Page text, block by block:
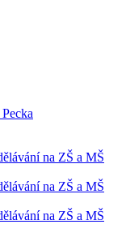
na ZŠ a MŠ
na ZŠ a MŠ
na ZŠ a MŠ